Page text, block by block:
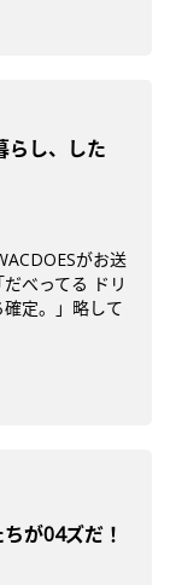
らし、した
がお送
べってる ドリ
定。」略して
が04ズだ！